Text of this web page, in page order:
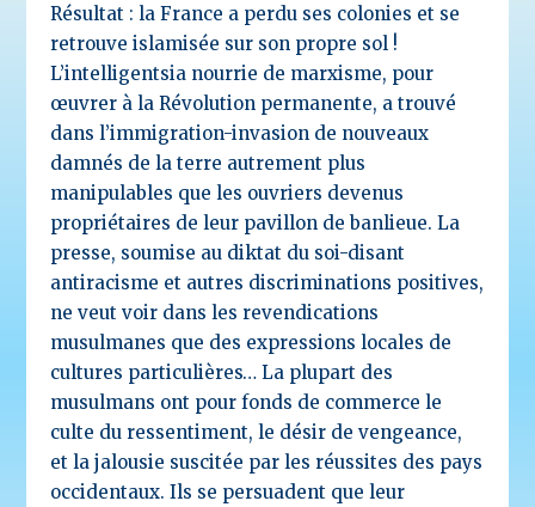
Résultat : la France a perdu ses colonies et se
retrouve islamisée sur son propre sol !
L’intelligentsia nourrie de marxisme, pour
œuvrer à la Révolution permanente, a trouvé
dans l’immigration-invasion de nouveaux
damnés de la terre autrement plus
manipulables que les ouvriers devenus
propriétaires de leur pavillon de banlieue. La
presse, soumise au diktat du soi-disant
antiracisme et autres discriminations positives,
ne veut voir dans les revendications
musulmanes que des expressions locales de
cultures particulières… La plupart des
musulmans ont pour fonds de commerce le
culte du ressentiment, le désir de vengeance,
et la jalousie suscitée par les réussites des pays
occidentaux. Ils se persuadent que leur